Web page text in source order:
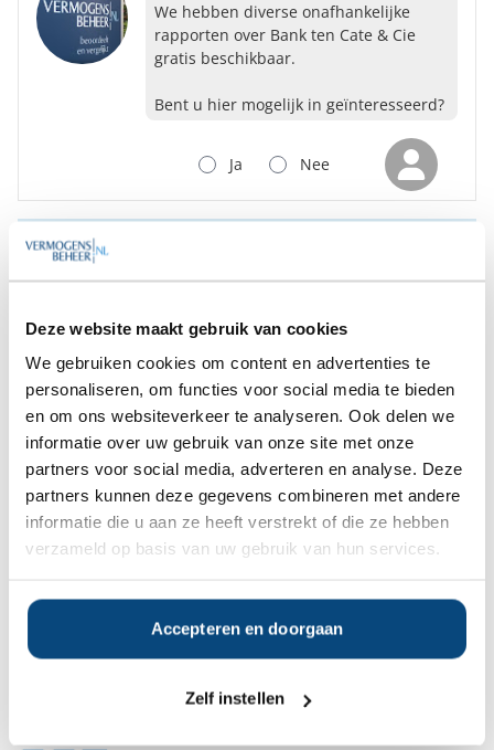
Deze website maakt gebruik van cookies
We gebruiken cookies om content en advertenties te
personaliseren, om functies voor social media te bieden
en om ons websiteverkeer te analyseren. Ook delen we
informatie over uw gebruik van onze site met onze
partners voor social media, adverteren en analyse. Deze
partners kunnen deze gegevens combineren met andere
informatie die u aan ze heeft verstrekt of die ze hebben
verzameld op basis van uw gebruik van hun services.
Accepteren en doorgaan
Zelf instellen
We hebben diverse onafhankelijke
rapporten over Bank ten Cate & Cie
gratis beschikbaar.
Bent u hier mogelijk in geïnteresseerd?
Nee
Ja
Op zoek naar de beste
vermogensbeheerder?
vermogensbeheerder?
SelectieRapport aan. Per e-mail ontvangt u
een selectie van goede vermogensbeheerders die het
beste passen bij uw persoonlijke situatie, wensen en
voorkeuren.
Gratis Selectierapport
€1.000.000
Vanaf
€1.000.000
Vanaf
€500.000
€500.000